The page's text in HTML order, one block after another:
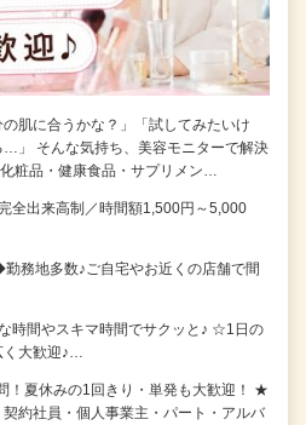
の肌に合うかな？」「試してみたいけ
…」 そんな気持ち、美容モニターで解決
粧品・健康食品・サプリメン…
全出来高制／時間額1,500円～5,000
務地多数♪ご自宅やお近くの店舗で間
時間やスキマ時間でサクッと♪ ☆1日の
く大歓迎♪…
！夏休みの1回きり・単発も大歓迎！ ★
約社員・個人事業主・パート・アルバ